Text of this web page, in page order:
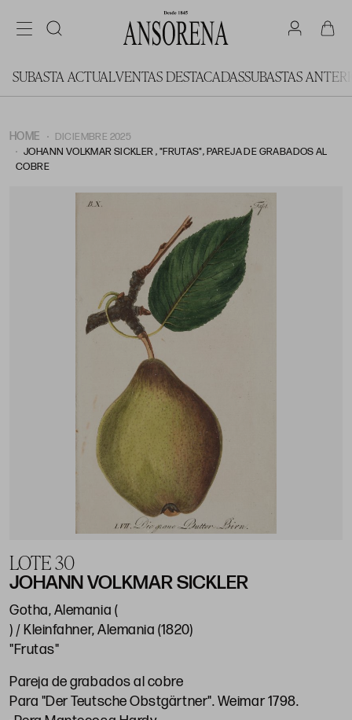
SUBASTA ACTUALVENTAS DESTACADASSUBASTAS
HOME
DICIEMBRE 2025
JOHANN VOLKMAR SICKLER , "FRUTAS", PAREJA DE GRABADOS AL
COBRE
LOTE 30
JOHANN VOLKMAR SICKLER
Gotha, Alemania (
) / Kleinfahner, Alemania (1820)
"Frutas"
Pareja de grabados al cobre
Para "Der Teutsche Obstgärtner". Weimar 1798.